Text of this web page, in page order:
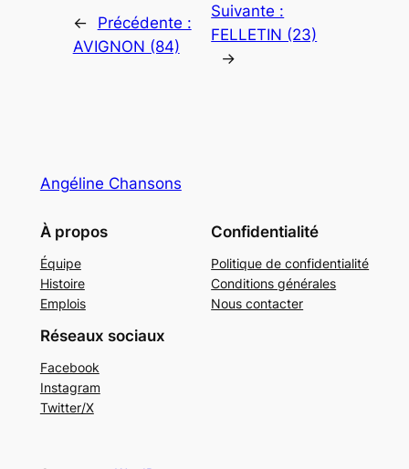
←
Précédente :
AVIGNON (84)
Suivante :
FELLETIN (23)
→
Angéline Chansons
À propos
Équipe
Histoire
Emplois
Confidentialité
Politique de confidentialité
Conditions générales
Nous contacter
Réseaux sociaux
Facebook
Instagram
Twitter/X